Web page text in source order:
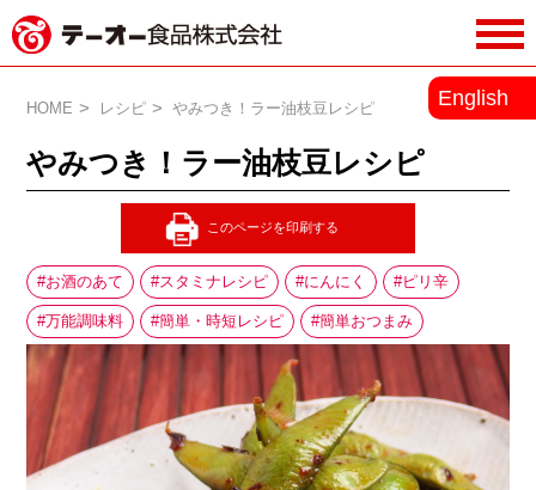
ー食品株式会社
English
HOME レシピ やみつき！ラー油枝豆レシピ
やみつき！ラー油枝豆レシピ
お酒のあて スタミナレシピ にんにく ピリ辛
万能調味料 簡単・時短レシピ 簡単おつまみ